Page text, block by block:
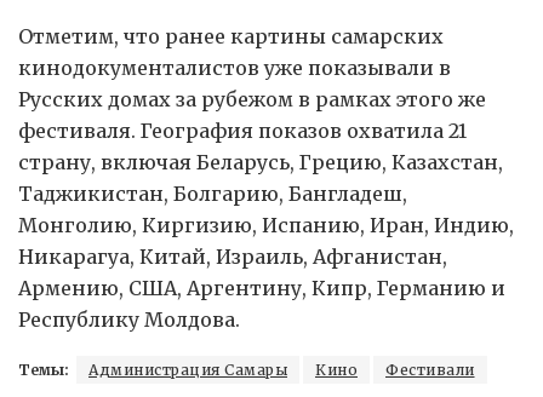
Отметим, что ранее картины самарских
кинодокументалистов уже показывали в
Русских домах за рубежом в рамках этого же
фестиваля. География показов охватила 21
страну, включая Беларусь, Грецию, Казахстан,
Таджикистан, Болгарию, Бангладеш,
Монголию, Киргизию, Испанию, Иран, Индию,
Никарагуа, Китай, Израиль, Афганистан,
Армению, США, Аргентину, Кипр, Германию и
Республику Молдова.
Темы: Администрация Самары Кино Фестивали